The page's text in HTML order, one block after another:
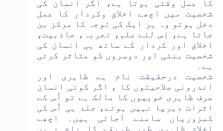
کا عمل وقتی ہوتا ہے، اگر انسان کی
شخصیت میں اچھے اخلاق وکردار کا عمل
دخل ہوتو وہ ہر ایک کی توجہ کا مرکز بن
جاتا ہے، اِس لئے علم، تجربہ، جاذبیت،
اخلاق اور کردار کے ساتھ ہی انسان کی
شخصیت بنتی اور دوسروں کو متاثر کرتی
ہے۔
شخصیت درحقیقت نام ہے ظاہری اور
اندرونی صلاحیتوں کا ، اگر کوئی انسان
صرف ظاہری خوبیوں کا مالک ہے تو اُس کے
اثرات دیرپا نہیں ہوتے، جلد ہی اُس کی
کمزوریاں سامنے آجاتی ہیں۔ اچھے
اخلاق ظاہری طور طریقے کا نام نہیں